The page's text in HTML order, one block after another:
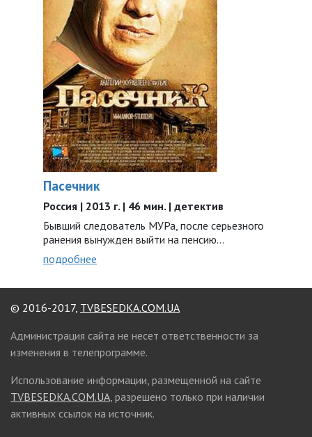
Пасечник
Россия | 2013 г. | 46 мин. | детектив
Бывший следователь МУРа, после серьезного
ранения вынужден выйти на пенсию...
подробнее
© 2016-2017, TVBESEDKA.COM.UA
Администрация сайта не несет ответственности за
изменения в телепрограмме.
Использование информации, размещенной на сайте
TVBESEDKA.COM.UA, разрешено только при наличии
активных ссылок на источник.